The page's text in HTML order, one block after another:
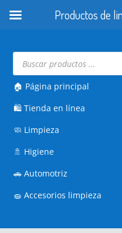
Búsqueda
productos
🏠 Página principal
🛍️Tienda en línea
🧼 Limpieza
🚿 Higiene
🚗Automotriz
🧽Accesorios limpieza
Productos de